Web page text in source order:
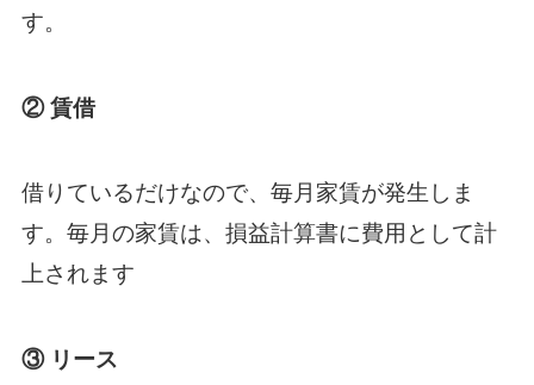
す。
② 賃借
借りているだけなので、毎月家賃が発生しま
す。毎月の家賃は、損益計算書に費用として計
上されます
③ リース